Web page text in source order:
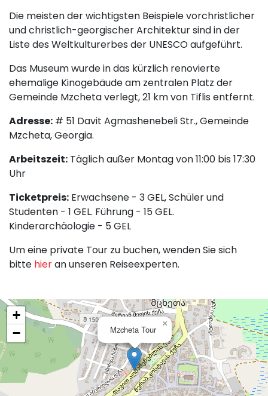
Die meisten der wichtigsten Beispiele vorchristlicher
und christlich-georgischer Architektur sind in der
Liste des Weltkulturerbes der UNESCO aufgeführt.
Das Museum wurde in das kürzlich renovierte
ehemalige Kinogebäude am zentralen Platz der
Gemeinde Mzcheta verlegt, 21 km von Tiflis entfernt.
Adresse: # 51 Davit Agmashenebeli Str., Gemeinde
Mzcheta, Georgia.
Arbeitszeit: Täglich außer Montag von 11:00 bis 17:30
Uhr
Ticketpreis: Erwachsene - 3 GEL, Schüler und
Studenten - 1 GEL. Führung - 15 GEL.
Kinderarchäologie - 5 GEL
Um eine private Tour zu buchen, wenden Sie sich
bitte hieran unseren Reiseexperten.
Mzcheta Tour
×
+
−